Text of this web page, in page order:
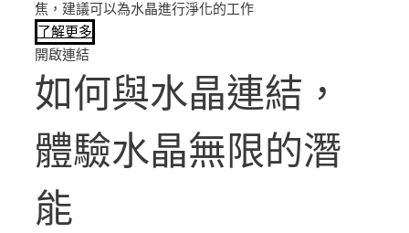
焦，建議可以為水晶進行淨化的工作
了解更多
開啟連結
如何與水晶連結，
體驗水晶無限的潛
能